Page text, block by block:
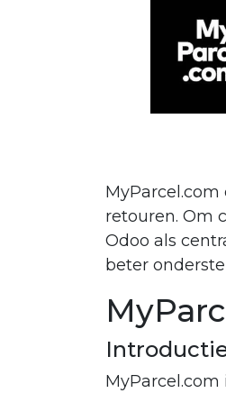
retouren. Om
Odoo als
beter